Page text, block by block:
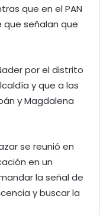
que en el PAN
señalan que
por el distrito
y que a las
y Magdalena
se reunió en
en un
la señal de
y buscar la